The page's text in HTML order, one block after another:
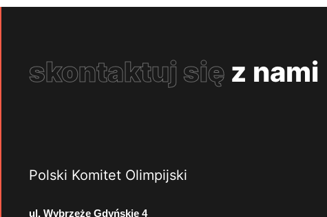
skontaktuj się z nami
Polski Komitet Olimpijski
ul. Wybrzeże Gdyńskie 4